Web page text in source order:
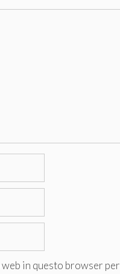
in questo browser